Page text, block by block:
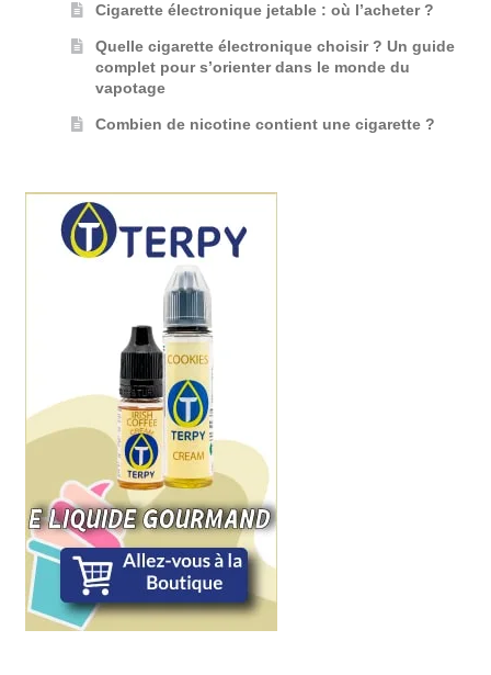
Cigarette électronique jetable : où l’acheter ?
Quelle cigarette électronique choisir ? Un guide
complet pour s’orienter dans le monde du
vapotage
Combien de nicotine contient une cigarette ?